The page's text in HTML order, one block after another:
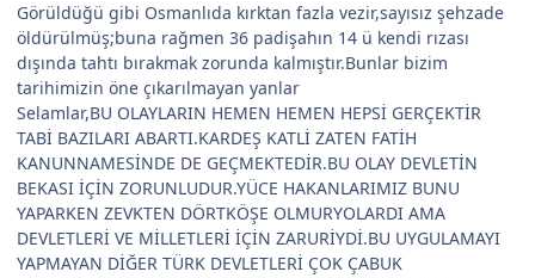
Görüldüğü gibi Osmanlıda kırktan fazla vezir,sayısız şehzade
öldürülmüş;buna rağmen 36 padişahın 14 ü kendi rızası
dışında tahtı bırakmak zorunda kalmıştır.Bunlar bizim
tarihimizin öne çıkarılmayan yanlar
Selamlar,BU OLAYLARIN HEMEN HEMEN HEPSİ GERÇEKTİR
TABİ BAZILARI ABARTI.KARDEŞ KATLİ ZATEN FATİH
KANUNNAMESİNDE DE GEÇMEKTEDİR.BU OLAY DEVLETİN
BEKASI İÇİN ZORUNLUDUR.YÜCE HAKANLARIMIZ BUNU
YAPARKEN ZEVKTEN DÖRTKÖŞE OLMURYOLARDI AMA
DEVLETLERİ VE MİLLETLERİ İÇİN ZARURİYDİ.BU UYGULAMAYI
YAPMAYAN DİĞER TÜRK DEVLETLERİ ÇOK ÇABUK